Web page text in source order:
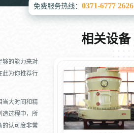
够的能力来对
此为你推荐行
当大时间和精
造过程中，所
的认可度非常
免费服务热线： 0371-6777 2626
相关设备